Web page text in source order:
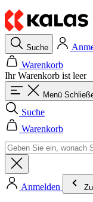
Suche
Warenkorb
Ihr Warenkorb ist leer
Menü
Suche
Warenkorb
Anmelden